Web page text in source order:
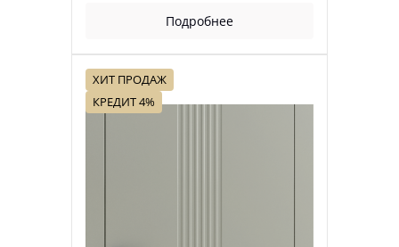
Подробнее
ХИТ ПРОДАЖ
КРЕДИТ 4%